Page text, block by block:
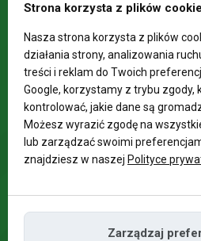
Strona korzysta z plików cookie
Nasza strona korzysta z plików
działania strony, analizowania
treści i reklam do Twoich
Google, korzystamy z trybu zgody,
kontrolować, jakie dane są
Możesz wyrazić zgodę na
lub zarządzać swoimi
znajdziesz w naszej Polityce
Zarządzaj